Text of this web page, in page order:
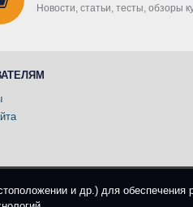
Новости, статьи, тесты, обзоры
и др.) для обеспечения